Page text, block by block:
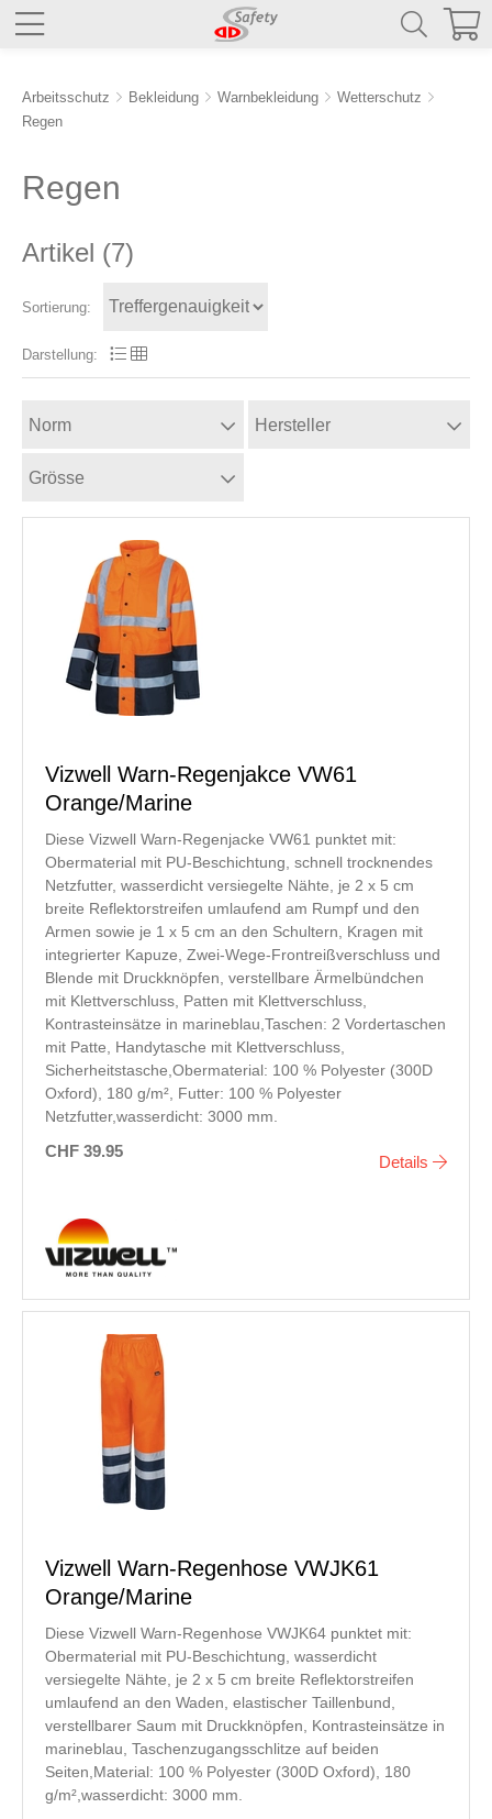
Arbeitsschutz Bekleidung Warnbekleidung
Wetterschutz
Regen
Regen
Artikel (7)
Sortierung:
Darstellung:
Norm Hersteller
Grösse
Vizwell Warn-Regenjakce VW61
Orange/Marine
Diese Vizwell Warn-Regenjacke VW61 punktet mit:
Obermaterial mit PU-Beschichtung, schnell trocknendes
Netzfutter, wasserdicht versiegelte Nähte, je 2 x 5 cm
breite Reflektorstreifen umlaufend am Rumpf und den
Armen sowie je 1 x 5 cm an den Schultern, Kragen mit
integrierter Kapuze, Zwei-Wege-Frontreißverschluss und
Blende mit Druckknöpfen, verstellbare Ärmelbündchen
mit Klettverschluss, Patten mit Klettverschluss,
Kontrasteinsätze in marineblau,Taschen: 2 Vordertaschen
mit Patte, Handytasche mit Klettverschluss,
Sicherheitstasche,Obermaterial: 100 % Polyester (300D
Oxford), 180 g/m², Futter: 100 % Polyester
Netzfutter,wasserdicht: 3000 mm.
CHF 39.95
Details
Vizwell Warn-Regenhose VWJK61
Orange/Marine
Diese Vizwell Warn-Regenhose VWJK64 punktet mit:
Obermaterial mit PU-Beschichtung, wasserdicht
versiegelte Nähte, je 2 x 5 cm breite Reflektorstreifen
umlaufend an den Waden, elastischer Taillenbund,
verstellbarer Saum mit Druckknöpfen, Kontrasteinsätze in
marineblau, Taschenzugangsschlitze auf beiden
Seiten,Material: 100 % Polyester (300D Oxford), 180
g/m²,wasserdicht: 3000 mm.